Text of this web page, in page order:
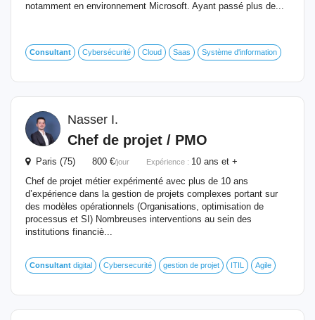
notamment en environnement Microsoft. Ayant passé plus de...
Consultant Cybersécurité Cloud Saas Système d'information
Nasser I.
Chef de projet / PMO
Paris (75) 800 €/jour Expérience : 10 ans et +
Chef de projet métier expérimenté avec plus de 10 ans
d’expérience dans la gestion de projets complexes portant sur
des modèles opérationnels (Organisations, optimisation de
processus et SI) Nombreuses interventions au sein des
institutions financiè...
Consultant digital Cybersecurité gestion de projet ITIL Agile